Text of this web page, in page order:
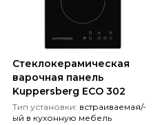
Стеклокерамическая
варочная панель
Kuppersberg ECO 302
Тип установки: встраиваемая/-
ый в кухонную мебель